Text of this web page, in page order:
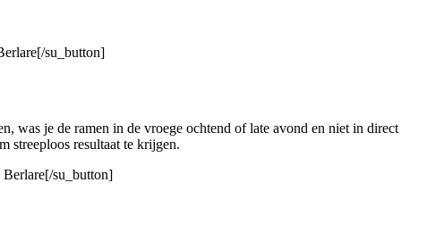
su_button]
was je de ramen in de vroege ochtend of late avond en niet in direct
streeploos resultaat te krijgen.
Berlare[/su_button]